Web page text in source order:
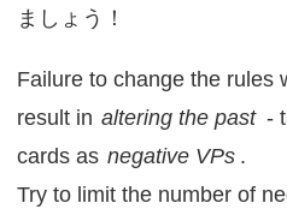
ましょう！
Failure to change the rules
result in altering the past -
cards as negative VPs .
Try to limit the number of